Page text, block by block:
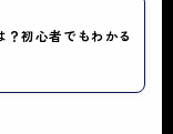
？初心者でもわかる